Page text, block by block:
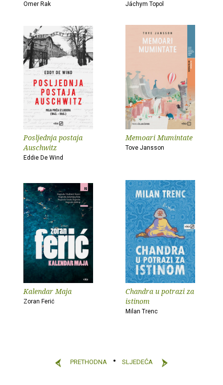
Omer Rak Jáchym Topol
Posljednja postaja
Auschwitz
Eddie De Wind
Memoari Mumintate
Tove Jansson
Kalendar Maja
Zoran Ferić
Chandra u potrazi za
istinom
Milan Trenc
PRETHODNA SLJEDEĆA